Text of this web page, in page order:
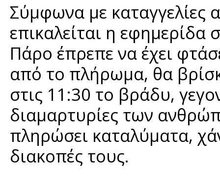
Σύμφωνα με καταγγελίες
επικαλείται η εφημερίδα
Πάρο έπρεπε να έχει
από το πλήρωμα, θα
στις 11:30 το βράδυ,
διαμαρτυρίες των
πληρώσει καταλύματα,
διακοπές τους.